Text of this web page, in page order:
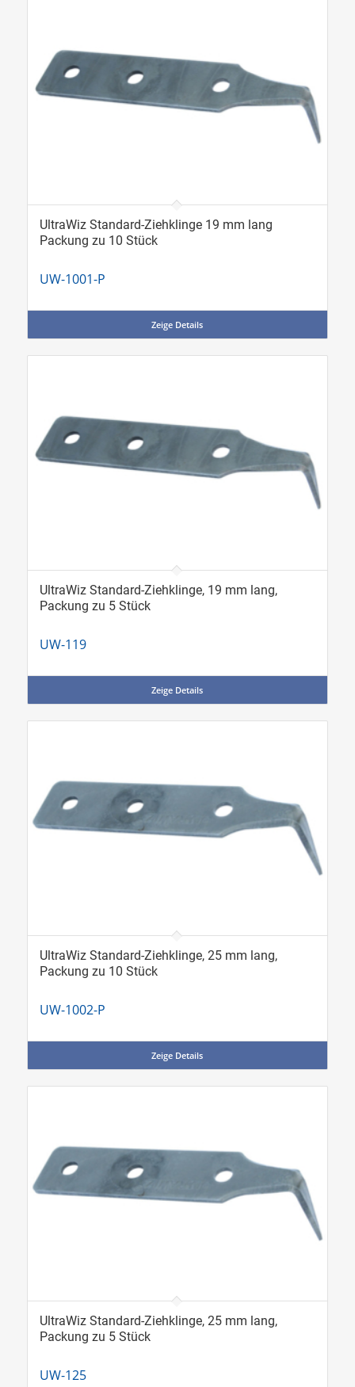
UltraWiz Standard-Ziehklinge 19 mm lang
Packung zu 10 Stück
UW-1001-P
Zeige Details
UltraWiz Standard-Ziehklinge, 19 mm lang,
Packung zu 5 Stück
UW-119
Zeige Details
UltraWiz Standard-Ziehklinge, 25 mm lang,
Packung zu 10 Stück
UW-1002-P
Zeige Details
UltraWiz Standard-Ziehklinge, 25 mm lang,
Packung zu 5 Stück
UW-125